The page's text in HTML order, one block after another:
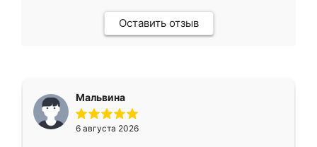
Оставить отзыв
Мальвина
6 августа 2026